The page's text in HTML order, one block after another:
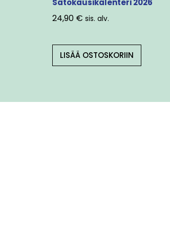
Satokausikalenteri 2026
24,90 € sis. alv.
LISÄÄ OSTOSKORIIN